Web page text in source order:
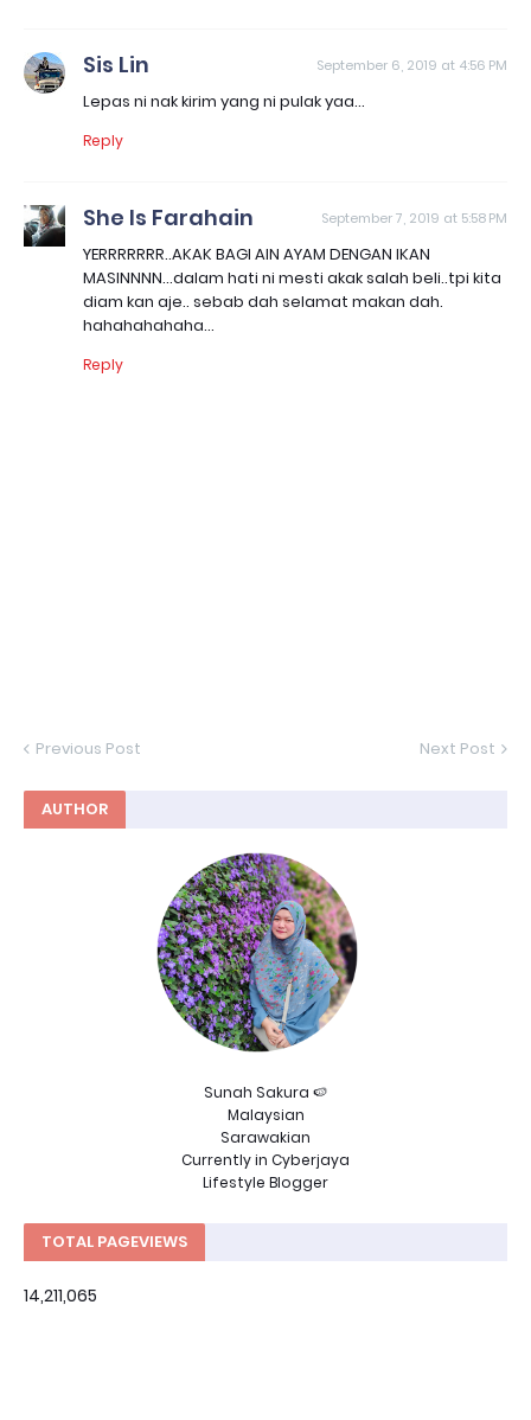
Sis Lin September 6, 2019 at 4:56 PM
Lepas ni nak kirim yang ni pulak yaa...
Reply
She Is Farahain September 7, 2019 at 5:58 PM
YERRRRRRR..AKAK BAGI AIN AYAM DENGAN IKAN
MASINNNN...dalam hati ni mesti akak salah beli..tpi kita
diam kan aje.. sebab dah selamat makan dah.
hahahahahaha...
Reply
Previous Post Next Post
AUTHOR
Sunah Sakura 🍉
Malaysian
Sarawakian
Currently in Cyberjaya
Lifestyle Blogger
TOTAL PAGEVIEWS
14,211,065